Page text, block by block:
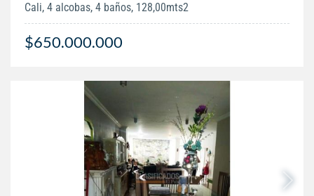
Cali, 4 alcobas, 4 baños, 128,00mts2
$650.000.000